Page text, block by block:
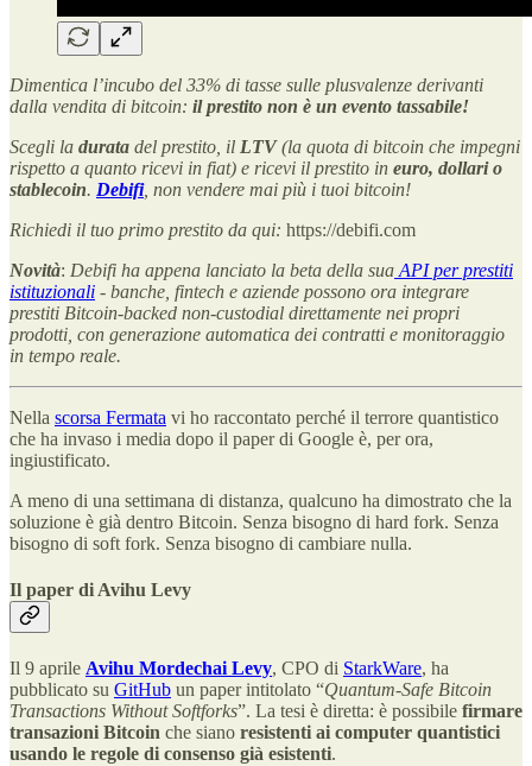
Dimentica l’incubo del 33% di tasse sulle plusvalenze derivanti
dalla vendita di bitcoin: il prestito non è un evento tassabile!
Scegli la durata del prestito, il LTV(la quota di bitcoin che impegni
rispetto a quanto ricevi in fiat) e ricevi il prestito in euro, dollari o
stablecoin. Debifi, non vendere mai più i tuoi bitcoin!
Richiedi il tuo primo prestito da qui: https://debifi.com
Novità: Debifi ha appena lanciato la beta della sua API per prestiti
istituzionali - banche, fintech e aziende possono ora integrare
prestiti Bitcoin-backed non-custodial direttamente nei propri
prodotti, con generazione automatica dei contratti e monitoraggio
in tempo reale.
Nella scorsa Fermata vi ho raccontato perché il terrore quantistico
che ha invaso i media dopo il paper di Google è, per ora,
ingiustificato.
A meno di una settimana di distanza, qualcuno ha dimostrato che la
soluzione è già dentro Bitcoin. Senza bisogno di hard fork. Senza
bisogno di soft fork. Senza bisogno di cambiare nulla.
Il paper di Avihu Levy
Il 9 aprile Avihu Mordechai Levy, CPO di StarkWare, ha
pubblicato su GitHub un paper intitolato “Quantum-Safe Bitcoin
Transactions Without Softforks”. La tesi è diretta: è possibile firmare
transazioni Bitcoin che siano resistenti ai computer quantistici
usando le regole di consenso già esistenti.